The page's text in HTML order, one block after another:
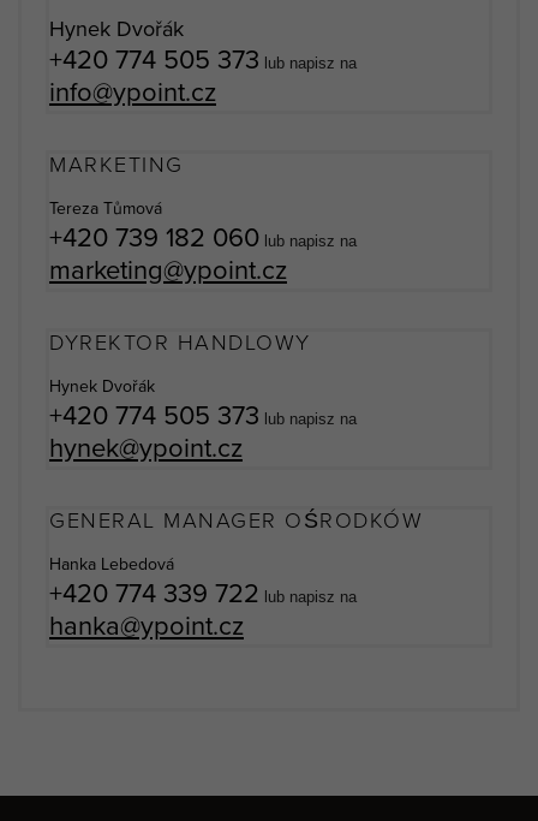
Hynek Dvořák
+420 774 505 373 lub napisz na
info@ypoint.cz
MARKETING
Tereza Tůmová
+420 739 182 060 lub napisz na
marketing@ypoint.cz
DYREKTOR HANDLOWY
Hynek Dvořák
+420 774 505 373 lub napisz na
hynek@ypoint.cz
GENERAL MANAGER OŚRODKÓW
Hanka Lebedová
+420 774 339 722 lub napisz na
hanka@ypoint.cz